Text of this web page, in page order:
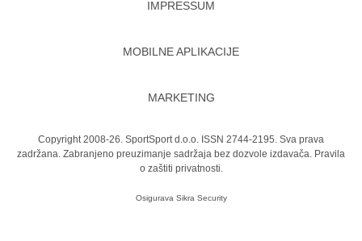
IMPRESSUM
MOBILNE APLIKACIJE
MARKETING
Copyright 2008-26. SportSport d.o.o. ISSN 2744-2195. Sva prava
zadržana. Zabranjeno preuzimanje sadržaja bez dozvole izdavača. Pravila
o zaštiti privatnosti.
Osigurava Sikra Security